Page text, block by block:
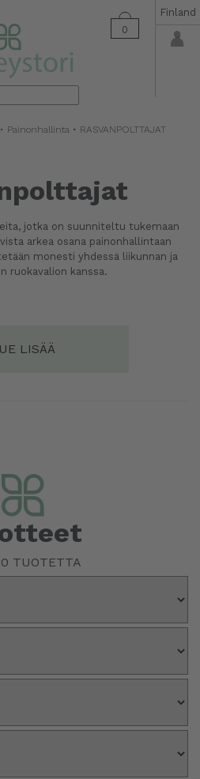
0
Finland
▼
• Painonhallinta • RASVANPOLTTAJAT
jotka on suunniteltu tukemaan
arkea osana painonhallintaan
monesti yhdessä liikunnan ja
ruokavalion kanssa.
LISÄÄ
TUOTETTA